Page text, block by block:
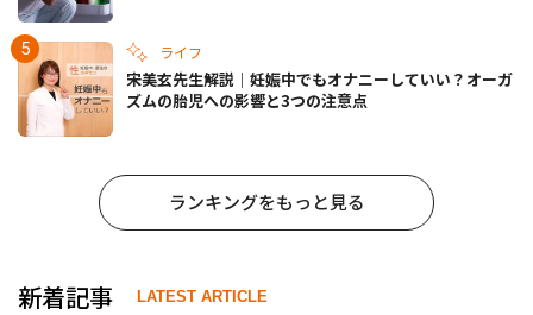
ライフ
宋美玄先生解説｜妊娠中でもオナニーしていい？オーガ
ズムの胎児への影響と3つの注意点
ランキングをもっと見る
新着記事 LATEST ARTICLE